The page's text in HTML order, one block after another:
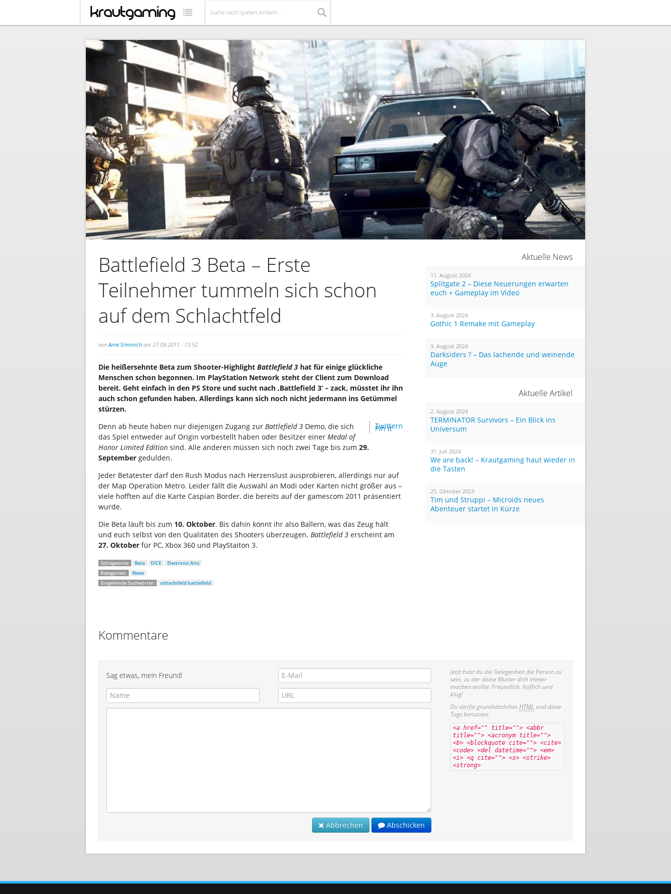
Battlefield 3 Beta – Erste
Teilnehmer tummeln sich schon
auf dem Schlachtfeld
vonArne Simmich am 27.09.2011 - 15:52
Die heißersehnte Beta zum Shooter-Highlight Battlefield 3 hat für einige glückliche
Menschen schon begonnen. Im PlayStation Network steht der Client zum Download
bereit. Geht einfach in den PS Store und sucht nach ‚Battlefield 3‘ – zack, müsstet ihr ihn
auch schon gefunden haben. Allerdings kann sich noch nicht jedermann ins Getümmel
stürzen.
Twittern
Pin It
Denn ab heute haben nur diejenigen Zugang zur Battlefield 3 Demo, die sich
das Spiel entweder auf Origin vorbestellt haben oder Besitzer einer Medal of
Honor Limited Edition sind. Alle anderen müssen sich noch zwei Tage bis zum 29.
September gedulden.
Jeder Betatester darf den Rush Modus nach Herzenslust ausprobieren, allerdings nur auf
der Map Operation Metro. Leider fällt die Auswahl an Modi oder Karten nicht größer aus –
viele hofften auf die Karte Caspian Border, die bereits auf der gamescom 2011 präsentiert
wurde.
Die Beta läuft bis zum 10. Oktober. Bis dahin könnt ihr also Ballern, was das Zeug hält
und euch selbst von den Qualitäten des Shooters überzeugen. Battlefield 3 erscheint am
27. Oktober für PC, Xbox 360 und PlayStaiton 3.
Schlagworte: Beta DICE
Electronic Arts
Kategorien:
News
Eingehende Suchwörter:
schlachtfeld battlefield
Aktuelle News
11. August 2024
Splitgate 2 – Diese Neuerungen erwarten
euch + Gameplay im Video
3. August 2024
Gothic 1 Remake mit Gameplay
3. August 2024
Darksiders ? – Das lachende und weinende
Auge
Aktuelle Artikel
2. August 2024
TERMINATOR Survivors – Ein Blick ins
Universum
31. Juli 2024
We are back! – Krautgaming haut wieder in
die Tasten
25. Oktober 2023
Tim und Struppi – Microids neues
Abenteuer startet in Kürze
Kommentare
Sag etwas, mein Freund!
Abbrechen Abschicken
Jetzt hast du die Gelegenheit die Person zu
sein, zu der deine Mutter dich immer
machen wollte: Freundlich, höflich und
klug!
Du darfst grundsätzlichesHTML und diese
Tags benutzen:
<a href="" title=""> <abbr
title=""> <acronym title="">
<b> <blockquote cite=""> <cite>
<code> <del datetime=""> <em>
<i> <q cite=""> <s> <strike>
<strong>